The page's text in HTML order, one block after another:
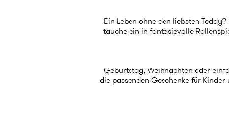
Ein Leben ohne den liebsten
tauche ein in fantasievolle
Geburtstag, Weihnachten oder
die passenden Geschenke für Kinder
und mach Schluss mit der